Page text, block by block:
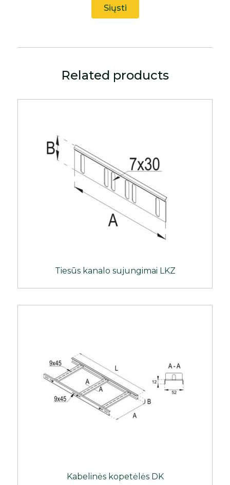
Related products
Tiesūs kanalo sujungimai LKZ
Kabelinės kopetėlės DK